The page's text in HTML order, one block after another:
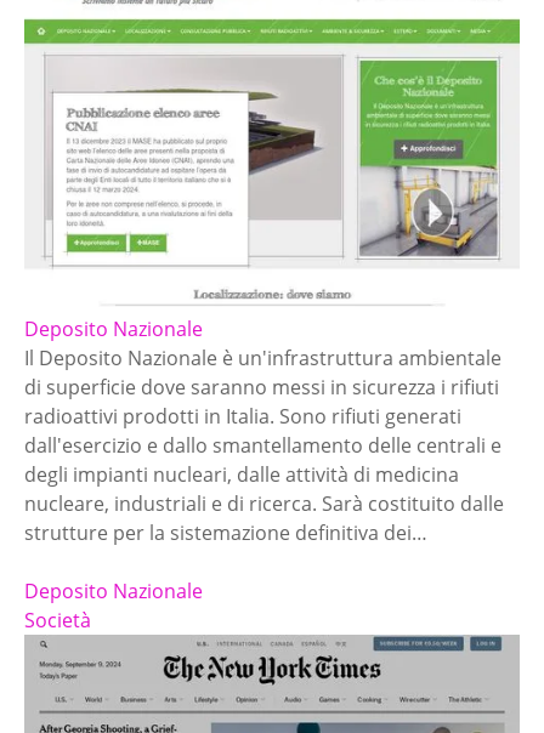
Deposito Nazionale
Il Deposito Nazionale è un'infrastruttura ambientale
di superficie dove saranno messi in sicurezza i rifiuti
radioattivi prodotti in Italia. Sono rifiuti generati
dall'esercizio e dallo smantellamento delle centrali e
degli impianti nucleari, dalle attività di medicina
nucleare, industriali e di ricerca. Sarà costituito dalle
strutture per la sistemazione definitiva dei…
Deposito Nazionale
Società